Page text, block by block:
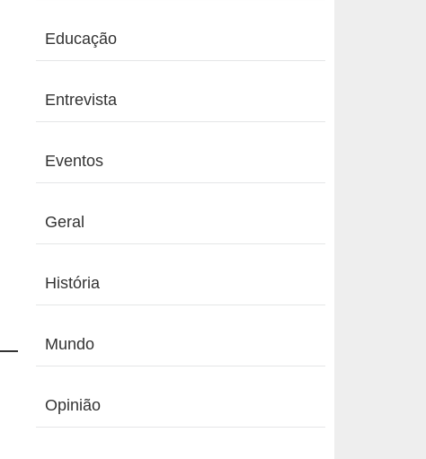
Educação
Entrevista
Eventos
Geral
História
Mundo
Opinião